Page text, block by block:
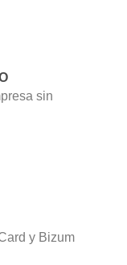
sin
y Bizum